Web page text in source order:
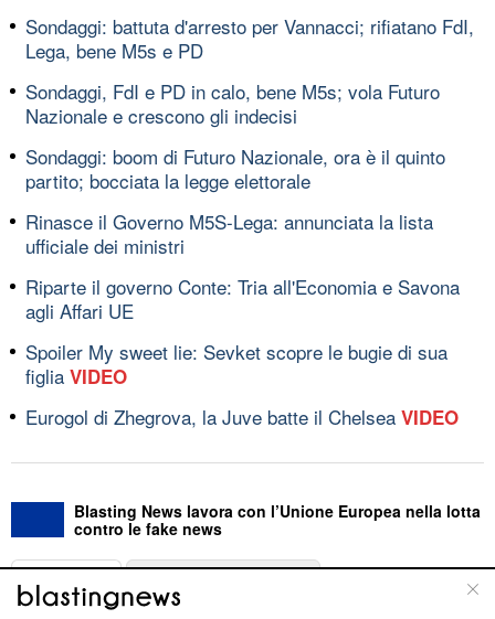
Sondaggi: battuta d'arresto per Vannacci; rifiatano FdI,
Lega, bene M5s e PD
Sondaggi, FdI e PD in calo, bene M5s; vola Futuro
Nazionale e crescono gli indecisi
Sondaggi: boom di Futuro Nazionale, ora è il quinto
partito; bocciata la legge elettorale
Rinasce il Governo M5S-Lega: annunciata la lista
ufficiale dei ministri
Riparte il governo Conte: Tria all'Economia e Savona
agli Affari UE
Spoiler My sweet lie: Sevket scopre le bugie di sua
figlia VIDEO
Eurogol di Zhegrova, la Juve batte il Chelsea VIDEO
Blasting News lavora con l’Unione Europea nella lotta
contro le fake news
ABOUT